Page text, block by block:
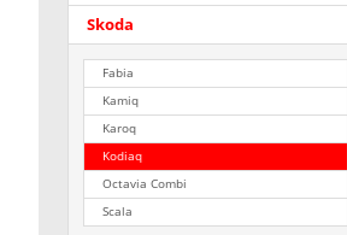
Skoda
Fabia
Kamiq
Karoq
Kodiaq
Octavia Combi
Scala